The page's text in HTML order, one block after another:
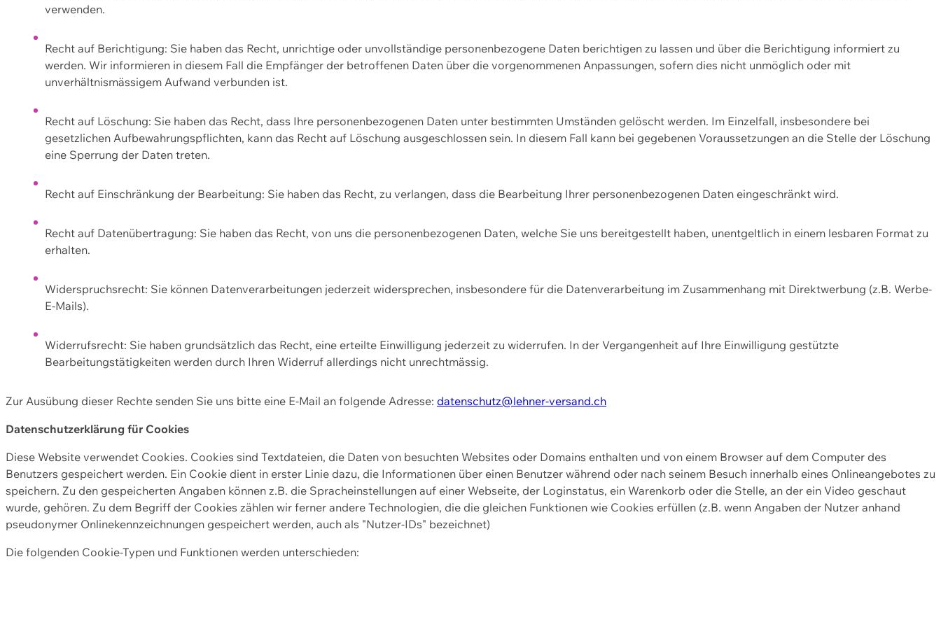
verwenden.
Recht auf Berichtigung: Sie haben das Recht, unrichtige oder unvollständige personenbezogene Daten berichtigen zu lassen und über die Berichtigung informiert zu
werden. Wir informieren in diesem Fall die Empfänger der betroffenen Daten über die vorgenommenen Anpassungen, sofern dies nicht unmöglich oder mit
unverhältnismässigem Aufwand verbunden ist.
Recht auf Löschung: Sie haben das Recht, dass Ihre personenbezogenen Daten unter bestimmten Umständen gelöscht werden. Im Einzelfall, insbesondere bei
gesetzlichen Aufbewahrungspflichten, kann das Recht auf Löschung ausgeschlossen sein. In diesem Fall kann bei gegebenen Voraussetzungen an die Stelle der Löschung
eine Sperrung der Daten treten.
Recht auf Einschränkung der Bearbeitung: Sie haben das Recht, zu verlangen, dass die Bearbeitung Ihrer personenbezogenen Daten eingeschränkt wird.
Recht auf Datenübertragung: Sie haben das Recht, von uns die personenbezogenen Daten, welche Sie uns bereitgestellt haben, unentgeltlich in einem lesbaren Format zu
erhalten.
Widerspruchsrecht: Sie können Datenverarbeitungen jederzeit widersprechen, insbesondere für die Datenverarbeitung im Zusammenhang mit Direktwerbung (z.B. Werbe-
E-Mails).
Widerrufsrecht: Sie haben grundsätzlich das Recht, eine erteilte Einwilligung jederzeit zu widerrufen. In der Vergangenheit auf Ihre Einwilligung gestützte
Bearbeitungstätigkeiten werden durch Ihren Widerruf allerdings nicht unrechtmässig.
Zur Ausübung dieser Rechte senden Sie uns bitte eine E-Mail an folgende Adresse: datenschutz@lehner-versand.ch
Datenschutzerklärung für Cookies
Diese Website verwendet Cookies. Cookies sind Textdateien, die Daten von besuchten Websites oder Domains enthalten und von einem Browser auf dem Computer des
Benutzers gespeichert werden. Ein Cookie dient in erster Linie dazu, die Informationen über einen Benutzer während oder nach seinem Besuch innerhalb eines Onlineangebotes zu
speichern. Zu den gespeicherten Angaben können z.B. die Spracheinstellungen auf einer Webseite, der Loginstatus, ein Warenkorb oder die Stelle, an der ein Video geschaut
wurde, gehören. Zu dem Begriff der Cookies zählen wir ferner andere Technologien, die die gleichen Funktionen wie Cookies erfüllen (z.B. wenn Angaben der Nutzer anhand
pseudonymer Onlinekennzeichnungen gespeichert werden, auch als "Nutzer-IDs" bezeichnet)
Die folgenden Cookie-Typen und Funktionen werden unterschieden: